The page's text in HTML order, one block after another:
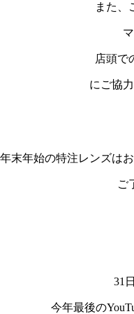
また、
店頭で
にご協
末年始の特注レンズは
ご
31
今年最後の